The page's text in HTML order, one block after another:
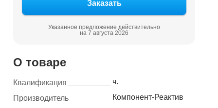
Указанное предложение действительно
на 7 августа 2026
О товаре
Квалификация
ч.
Производитель
Компонент-Реактив